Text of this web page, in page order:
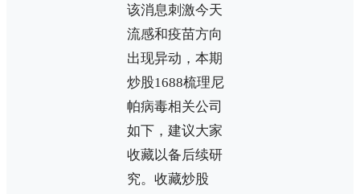
该消息刺激今天
流感和疫苗方向
出现异动，本期
炒股1688梳理尼
帕病毒相关公司
如下，建议大家
收藏以备后续研
究。收藏炒股